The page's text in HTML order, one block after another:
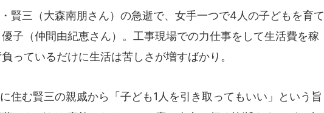
賢三（大森南朋さん）の急逝で、女手一つで4人の子どもを育て
子（仲間由紀恵さん）。工事現場での力仕事をして生活費を稼
っているだけに生活は苦しさが増すばかり。
住む賢三の親戚から「子ども1人を引き取ってもいい」という旨